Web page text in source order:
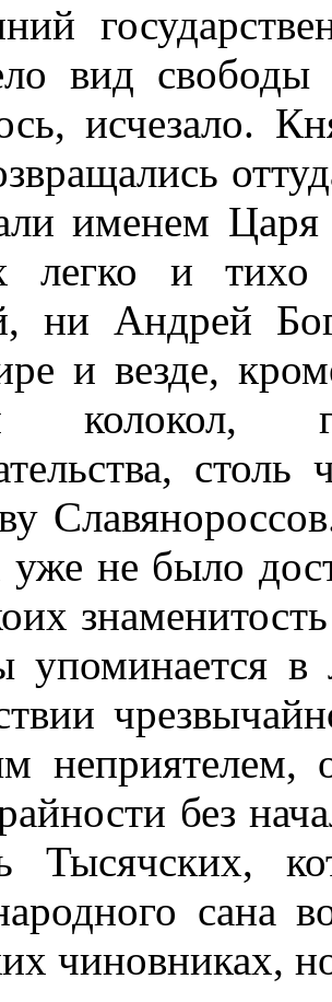
вид свободы
исчезало.
именем
легко и
ни Андрей
и везде,
колокол,
уже не было
упоминается в
неприятелем,
без
Тысячских,
сана
чиновниках,